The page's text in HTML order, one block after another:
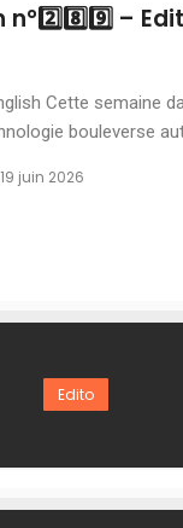
–
Cette semaine
bouleverse
19 juin 2026
Edito